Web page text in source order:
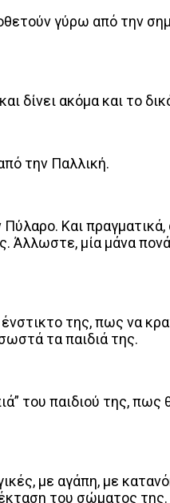
γύρω από την
δίνει ακόμα και το
την Παλλική.
Και
Άλλωστε, μία μάνα
της, πως να
τα παιδιά της.
του παιδιού της,
με αγάπη, με
του σώματος της.